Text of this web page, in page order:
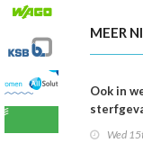
MEER
Ook in
Wed